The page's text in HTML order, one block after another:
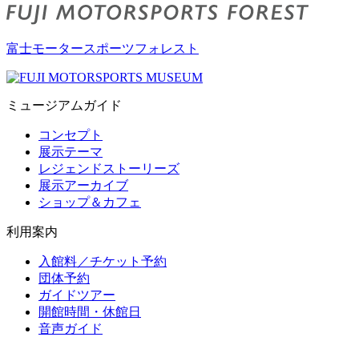
富士モータースポーツフォレスト
ミュージアムガイド
コンセプト
展示テーマ
レジェンドストーリーズ
展示アーカイブ
ショップ＆カフェ
利用案内
入館料／チケット予約
団体予約
ガイドツアー
開館時間・休館日
音声ガイド